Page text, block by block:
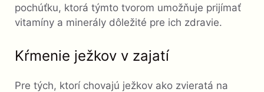
pochúťku, ktorá týmto tvorom umožňuje prijímať
vitamíny a minerály dôležité pre ich zdravie.
Kŕmenie ježkov v zajatí
Pre tých, ktorí chovajú ježkov ako zvieratá na